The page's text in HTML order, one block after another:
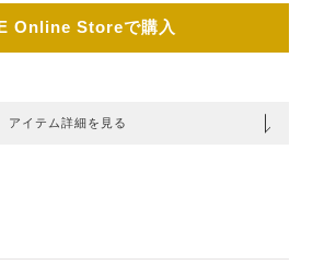
Online Storeで購入
アイテム詳細を見る